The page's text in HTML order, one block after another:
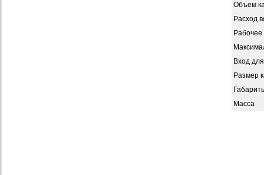
Объем
Расход
Вход
Размер
Масса